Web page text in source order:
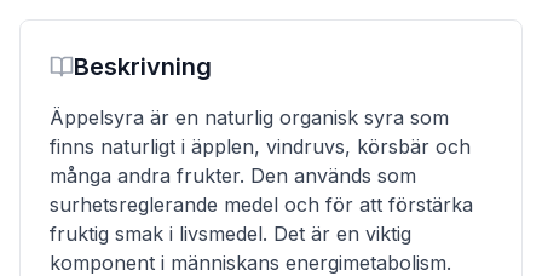
Beskrivning
Äppelsyra är en naturlig organisk syra som
finns naturligt i äpplen, vindruvs, körsbär och
många andra frukter. Den används som
surhetsreglerande medel och för att förstärka
fruktig smak i livsmedel. Det är en viktig
komponent i människans energimetabolism.